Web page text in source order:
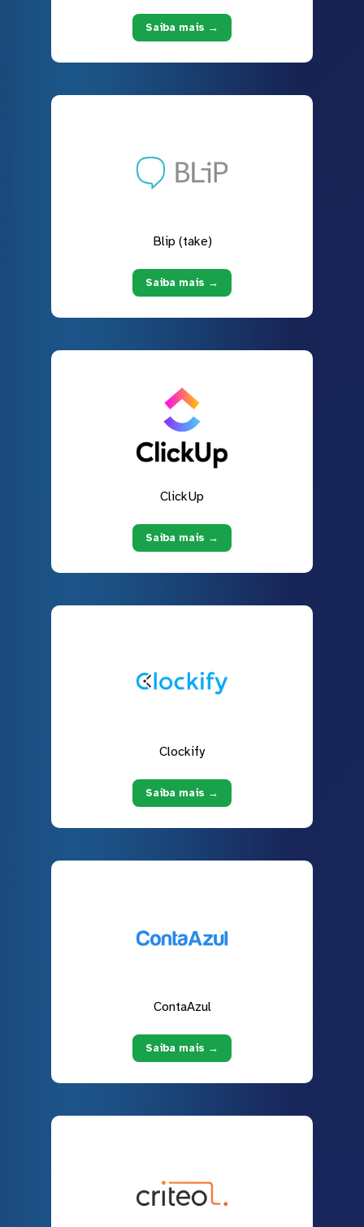
Saiba mais →
Blip (take)
Saiba mais →
ClickUp
Saiba mais →
Clockify
Saiba mais →
ContaAzul
Saiba mais →